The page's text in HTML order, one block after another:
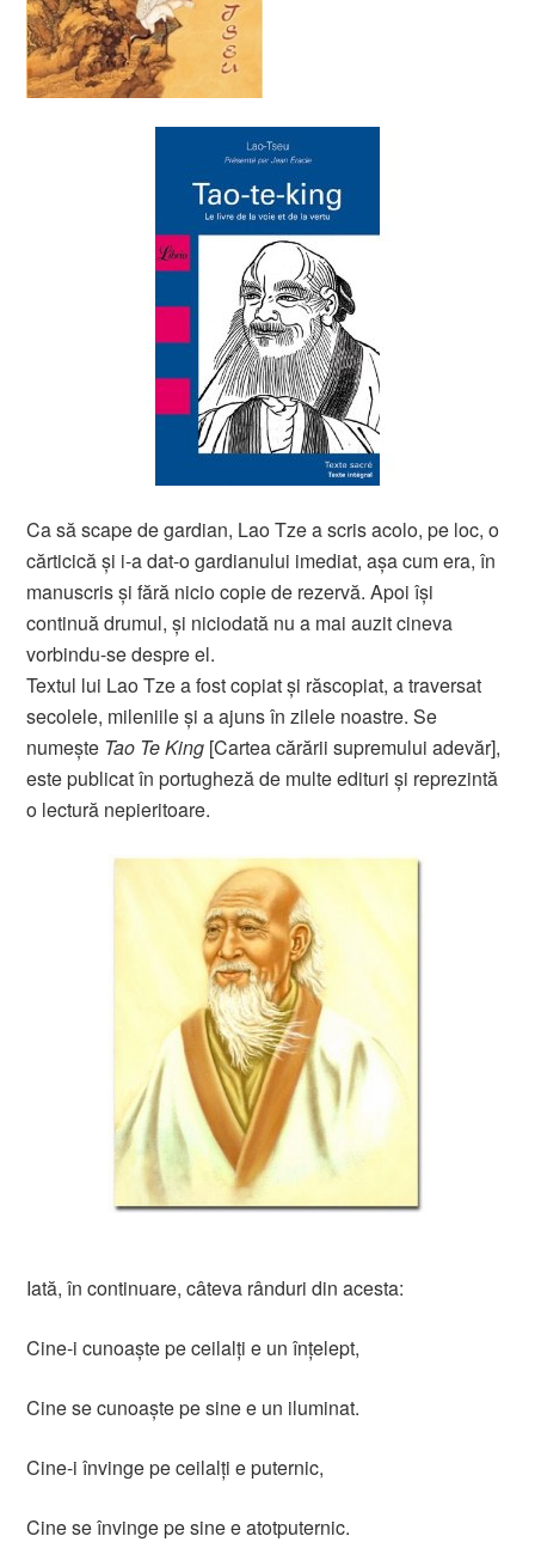
Ca să scape de gardian, Lao Tze a scris acolo, pe loc, o
cărticică şi i-a dat-o gardianului imediat, aşa cum era, în
manuscris şi fără nicio copie de rezervă. Apoi îşi
continuă drumul, şi niciodată nu a mai auzit cineva
vorbindu-se despre el.
Textul lui Lao Tze a fost copiat şi răscopiat, a traversat
secolele, mileniile şi a ajuns în zilele noastre. Se
numeşte Tao Te King [Cartea cărării supremului adevăr],
este publicat în portugheză de multe edituri şi reprezintă
o lectură nepieritoare.
Iată, în continuare, câteva rânduri din acesta:
Cine-i cunoaşte pe ceilalţi e un înţelept,
Cine se cunoaşte pe sine e un iluminat.
Cine-i învinge pe ceilalţi e puternic,
Cine se învinge pe sine e atotputernic.